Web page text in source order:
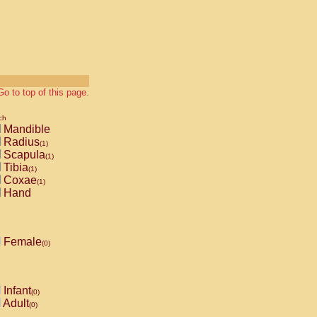
to top of this page.
Mandible
Radius(1)
Scapula(1)
Tibia(1)
Coxae(1)
Hand
Female(0)
Infant(0)
Adult(0)